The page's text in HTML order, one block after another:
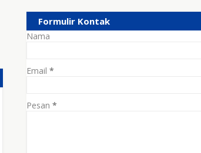
Formulir Kontak
Nama
Email*
Pesan*